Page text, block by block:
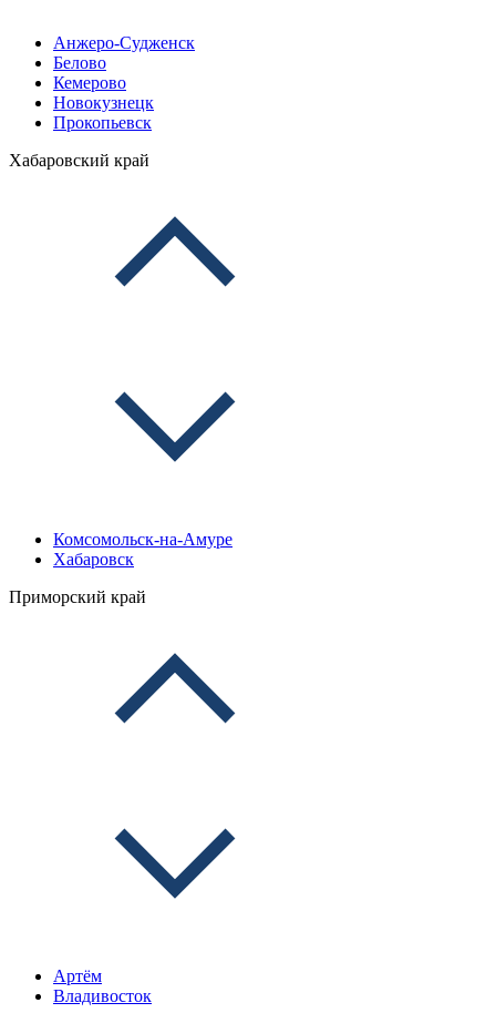
Анжеро-Судженск
Белово
Кемерово
Новокузнецк
Прокопьевск
Хабаровский край
Комсомольск-на-Амуре
Хабаровск
Приморский край
Артём
Владивосток